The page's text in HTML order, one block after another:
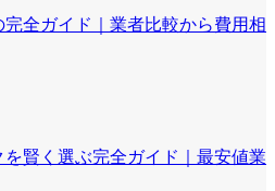
全ガイド｜業者比較から費用相
賢く選ぶ完全ガイド｜最安値業